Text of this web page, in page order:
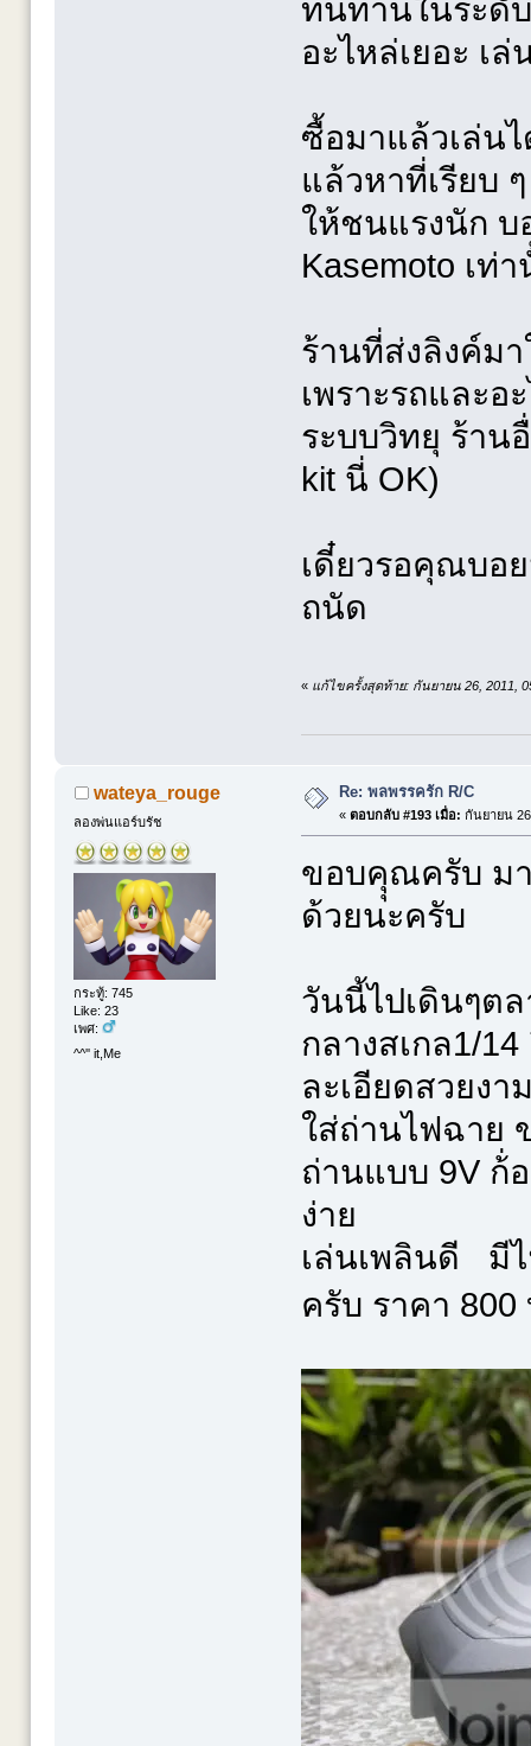
ทนทานในระดั
อะไหล่เยอะ เ
ซื้อมาแล้วเล่นไ
แล้วหาที่เรียบ
ให้ชนแรงนัก บ
Kasemoto เท่
ร้านที่ส่งลิงค์ม
เพราะรถและ
ระบบวิทยุ ร้าน
kit นี่ OK)
เดี๋ยวรอคุณบอ
ถนัด
« แก้ไขครั้งสุดท้าย: กันยายน 26, 2011,
wateya_rouge
ลองพ่นแอร์บรัช
กระทู้: 745
Like: 23
เพศ:
^^'' it,Me
Re: พลพรรครัก R/C
« ตอบกลับ #193 เมื่อ: กันยายน
ขอบคุุณครับ มา
ด้วยนะครับ
วันนี้ไปเดินๆต
กลางสเกล1/
ละเอียดสวยงา
ใส่ถ่านไฟฉาย
ถ่านแบบ 9V ก้่
ง่าย
เล่นเพลินดี มีไ
ครับ ราคา